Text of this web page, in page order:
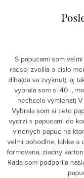
S papucami som
radsej zvolila o cislo
dlha(da sa zvyknut), aj
vybrala som si 40. ,
nechcelo vymienat)
Vybrala som si tieto
vydrzi s papucami do
vlnenych papuc na
velmi pohodlne, lahke a
formovana, ziadny
Rada som podporila